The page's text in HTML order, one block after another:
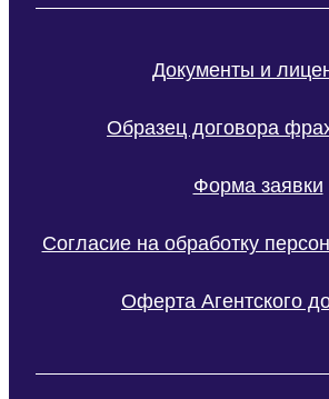
Документы и
Образец договора
Форма заявки
Согласие на обработку
Оферта Агентского